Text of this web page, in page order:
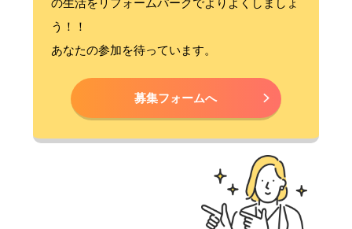
の生活をリフォームパークでよりよくしましょ
う！！
あなたの参加を待っています。
募集フォームへ